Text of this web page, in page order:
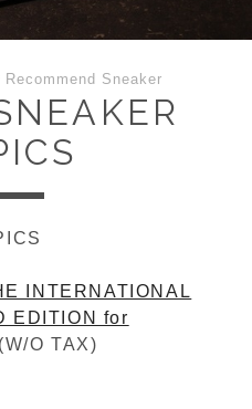
Recommend Sneaker
INTERNATIONAL
EDITION for
O TAX)